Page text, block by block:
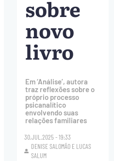
sobre
novo
livro
Em ‘Análise’, autora
traz reflexões sobre o
próprio processo
psicanalítico
envolvendo suas
relações familiares
30.JUL.2025 - 19:33
DENISE SALOMÃO E LUCAS
SALUM